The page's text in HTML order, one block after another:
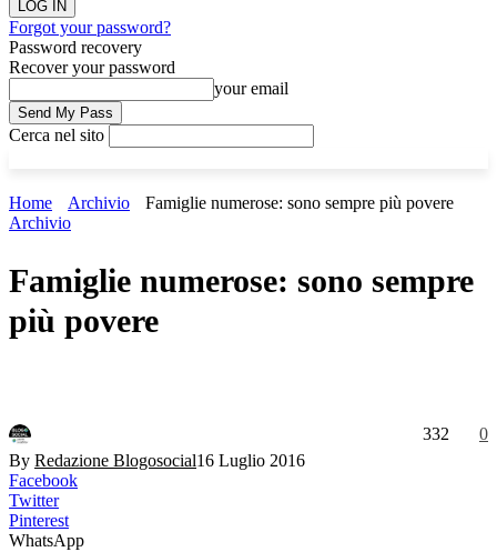
Forgot your password?
Password recovery
Recover your password
your email
Cerca nel sito
Home Archivio
Famiglie numerose: sono sempre più povere
Archivio
Famiglie numerose: sono sempre
più povere
By Redazione Blogosocial16 Luglio 2016
0
332
Facebook
Twitter
Pinterest
WhatsApp